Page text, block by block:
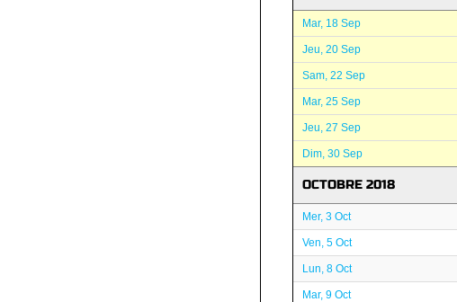
Mar, 18 Sep
Jeu, 20 Sep
Sam, 22 Sep
Mar, 25 Sep
Jeu, 27 Sep
Dim, 30 Sep
OCTOBRE 2018
Mer, 3 Oct
Ven, 5 Oct
Lun, 8 Oct
Mar, 9 Oct